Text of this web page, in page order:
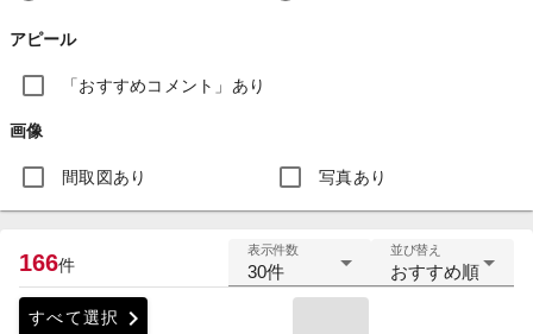
アピール
「おすすめコメント」あり
画像
間取図あり 写真あり
166件
表示件数
30件
並び替え
おすすめ順
すべて選択 chevron_right